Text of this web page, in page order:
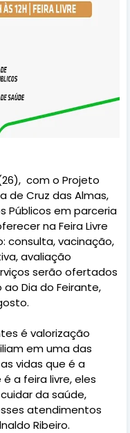
com o Projeto
de Cruz das Almas,
Públicos em parceria
na Feira Livre
consulta, vacinação,
avaliação
serão ofertados
Dia do Feirante,
é valorização
em uma das
vidas que é a
a feira livre, eles
da saúde,
atendimentos
Ribeiro.